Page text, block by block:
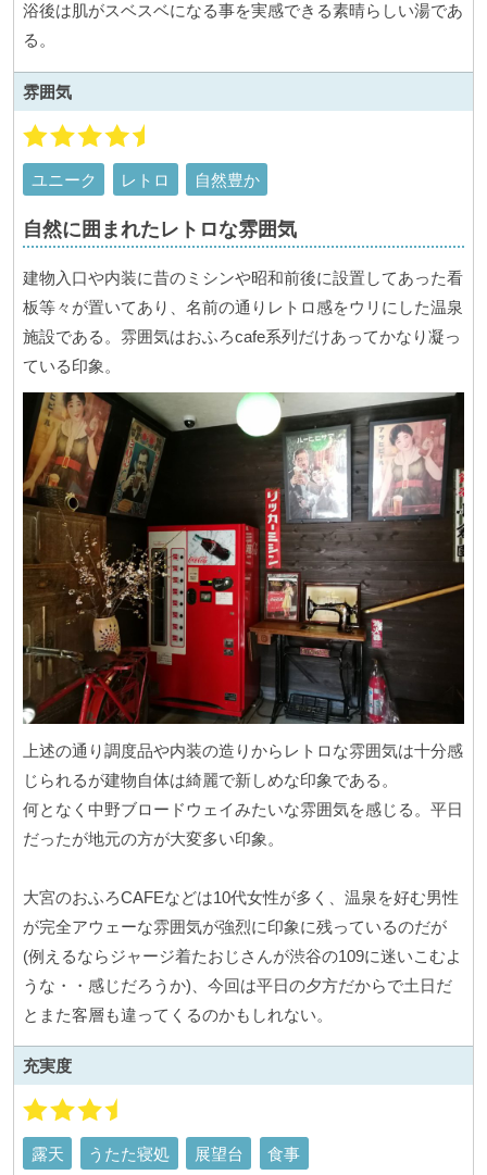
浴後は肌がスベスベになる事を実感できる素晴らしい湯であ
る。
雰囲気
ユニーク レトロ 自然豊か
自然に囲まれたレトロな雰囲気
建物入口や内装に昔のミシンや昭和前後に設置してあった看
板等々が置いてあり、名前の通りレトロ感をウリにした温泉
施設である。雰囲気はおふろcafe系列だけあってかなり凝っ
ている印象。
上述の通り調度品や内装の造りからレトロな雰囲気は十分感
じられるが建物自体は綺麗で新しめな印象である。
何となく中野ブロードウェイみたいな雰囲気を感じる。平日
だったが地元の方が大変多い印象。
大宮のおふろCAFEなどは10代女性が多く、温泉を好む男性
が完全アウェーな雰囲気が強烈に印象に残っているのだが
(例えるならジャージ着たおじさんが渋谷の109に迷いこむよ
うな・・感じだろうか)、今回は平日の夕方だからで土日だ
とまた客層も違ってくるのかもしれない。
充実度
露天 うたた寝処 展望台 食事